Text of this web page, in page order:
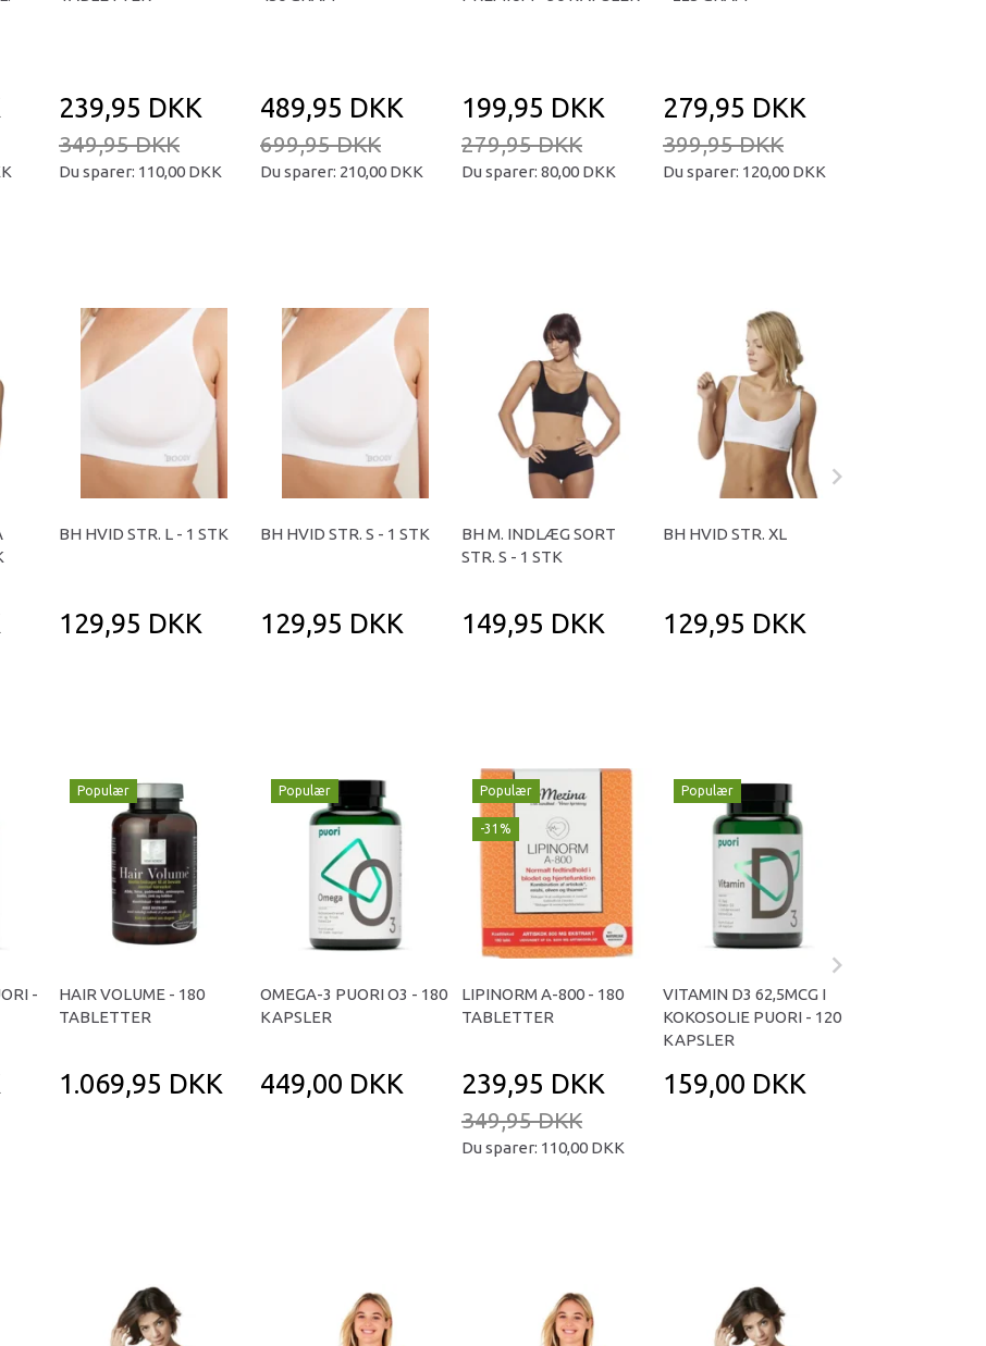
239,95 DKK
349,95 DKK
Du sparer: 110,00 DKK
489,95 DKK
699,95 DKK
Du sparer: 210,00 DKK
199,95 DKK
279,95 DKK
Du sparer: 80,00 DKK
279,95 DKK
399,95 DKK
Du sparer: 120,00 DKK
BH HVID STR. L - 1 STK
129,95 DKK
BH HVID STR. S - 1 STK
129,95 DKK
BH M. INDLÆG SORT
STR. S - 1 STK
149,95 DKK
BH HVID STR. XL
129,95 DKK
-
Populær
HAIR VOLUME - 180
TABLETTER
1.069,95 DKK
Populær
OMEGA-3 PUORI O3 - 180
KAPSLER
449,00 DKK
Populær
-31%
LIPINORM A-800 - 180
TABLETTER
239,95 DKK
349,95 DKK
Du sparer: 110,00 DKK
Populær
VITAMIN D3 62,5MCG I
KOKOSOLIE PUORI - 120
KAPSLER
159,00 DKK